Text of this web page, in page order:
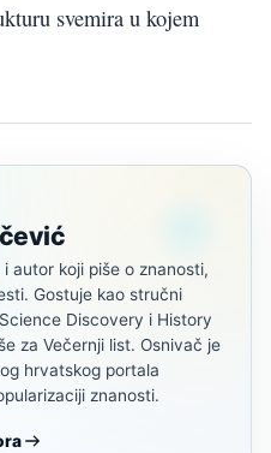
svemira u kojem
autor koji piše o znanosti,
Gostuje kao stručni
Discovery i History
za Večernji list. Osnivač je
hrvatskog portala
znanosti.